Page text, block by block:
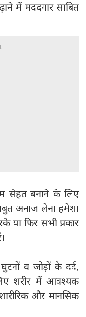
में मददगार साबित
सेहत बनाने के लिए
अनाज लेना हमेशा
या फिर सभी प्रकार
व जोड़ों के दर्द,
शरीर में आवश्यक
और मानसिक